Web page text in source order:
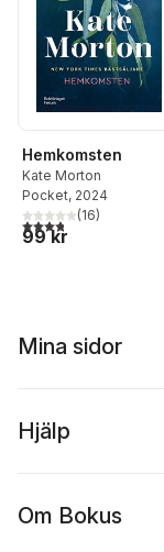
Hemkomsten
Kate Morton
Pocket, 2024
3,8utav 5 stjärnor.
(16)
99 kr
Mina sidor
Hjälp
Om Bokus